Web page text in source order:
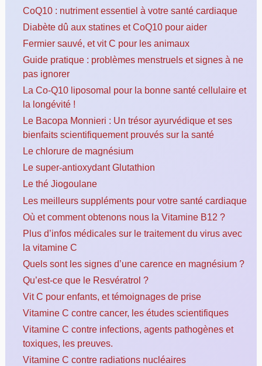
CoQ10 : nutriment essentiel à votre santé cardiaque
Diabète dû aux statines et CoQ10 pour aider
Fermier sauvé, et vit C pour les animaux
Guide pratique : problèmes menstruels et signes à ne
pas ignorer
La Co-Q10 liposomal pour la bonne santé cellulaire et
la longévité !
Le Bacopa Monnieri : Un trésor ayurvédique et ses
bienfaits scientifiquement prouvés sur la santé
Le chlorure de magnésium
Le super-antioxydant Glutathion
Le thé Jiogoulane
Les meilleurs suppléments pour votre santé cardiaque
Où et comment obtenons nous la Vitamine B12 ?
Plus d’infos médicales sur le traitement du virus avec
la vitamine C
Quels sont les signes d’une carence en magnésium ?
Qu’est-ce que le Resvératrol ?
Vit C pour enfants, et témoignages de prise
Vitamine C contre cancer, les études scientifiques
Vitamine C contre infections, agents pathogènes et
toxiques, les preuves.
Vitamine C contre radiations nucléaires